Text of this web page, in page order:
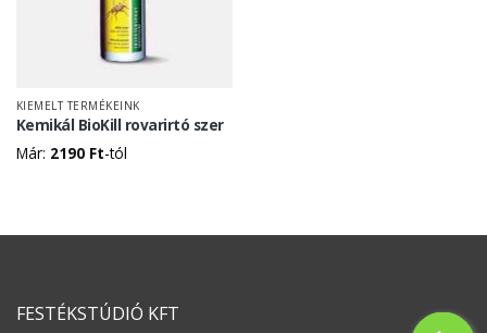
KIEMELT TERMÉKEINK
Kemikál BioKill rovarirtó szer
Már: 2190 Ft-tól
FESTÉKSTÚDIÓ KFT